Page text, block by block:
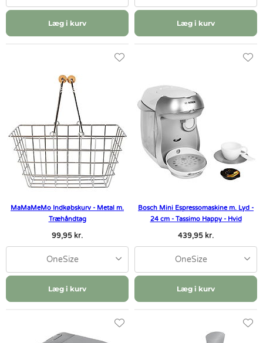
Læg i kurv Læg i kurv
MaMaMeMo Indkøbskurv - Metal m.
Træhåndtag
99,95 kr.
OneSize
Læg i kurv
Bosch Mini Espressomaskine m. Lyd -
24 cm - Tassimo Happy - Hvid
439,95 kr.
OneSize
Læg i kurv